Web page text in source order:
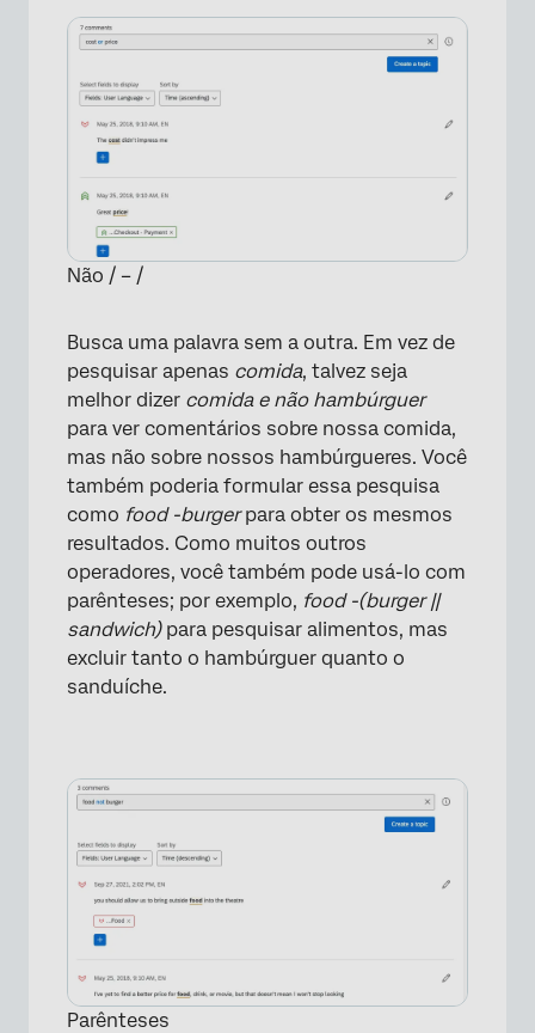
×
Não / – /
Busca uma palavra sem a outra. Em vez de
pesquisar apenas comida, talvez seja
melhor dizer comida e não hambúrguer
para ver comentários sobre nossa comida,
mas não sobre nossos hambúrgueres. Você
também poderia formular essa pesquisa
como food -burgerpara obter os mesmos
resultados. Como muitos outros
operadores, você também pode usá-lo com
parênteses; por exemplo, food -(burger ||
sandwich)para pesquisar alimentos, mas
excluir tanto o hambúrguer quanto o
sanduíche.
Parênteses